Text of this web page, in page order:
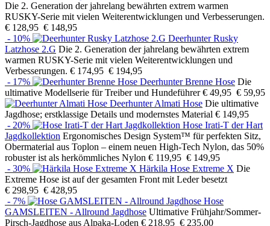
Die 2. Generation der jahrelang bewährten extrem warmen
RUSKY-Serie mit vielen Weiterentwicklungen und Verbesserungen.
€ 128,95 € 148,95
- 10%
Deerhunter Rusky
Latzhose 2.G Die 2. Generation der jahrelang bewährten extrem
warmen RUSKY-Serie mit vielen Weiterentwicklungen und
Verbesserungen. € 174,95 € 194,95
- 17%
Deerhunter Brenne Hose Die
ultimative Modellserie für Treiber und Hundeführer € 49,95 € 59,95
Deerhunter Almati Hose Die ultimative
Jagdhose; erstklassige Details und modernstes Material € 149,95
- 20%
Hose Irati-T der Hart
Jagdkollektion Ergonomisches Design System™ für perfekten Sitz,
Obermaterial aus Toplon – einem neuen High-Tech Nylon, das 50%
robuster ist als herkömmliches Nylon € 119,95 € 149,95
- 30%
Härkila Hose Extreme X Die
Extreme Hose ist auf der gesamten Front mit Leder besetzt
€ 298,95 € 428,95
- 7%
Hose
GAMSLEITEN - Allround Jagdhose Ultimative Frühjahr/Sommer-
Pirsch-Jagdhose aus Alpaka-Loden € 218,95 € 235,00